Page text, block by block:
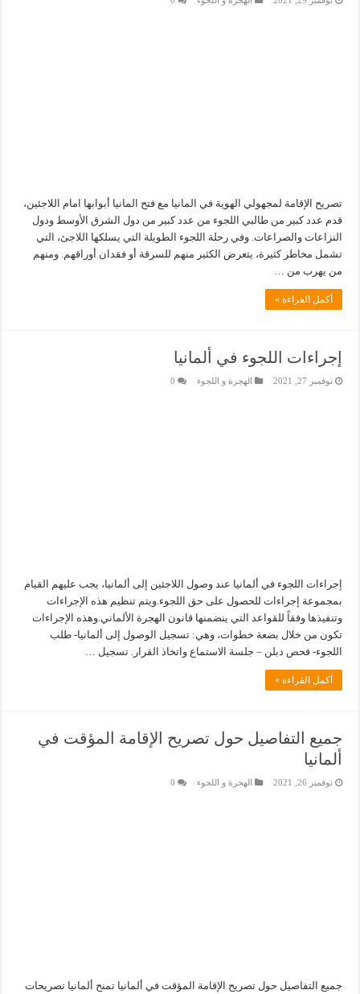
تصريح الإقامة لمجهولي الهوية في المانيا مع فتح المانيا أبوابها امام اللاجئين،
قدم عدد كبير من طالبي اللجوء من عدد كبير من دول الشرق الأوسط ودول
النزاعات والصراعات. وفي رحلة اللجوء الطويلة التي يسلكها اللاجئ، التي
تشمل مخاطر كثيرة، يتعرض الكثير منهم للسرقة أو فقدان أوراقهم. ومنهم
من يهرب من …
أكمل القراءة »
إجراءات اللجوء في ألمانيا
نوفمبر 27, 2021 الهجرة و اللجوء 0
إجراءات اللجوء في ألمانيا عند وصول اللاجئين إلى ألمانيا، يجب عليهم القيام
بمجموعة إجراءات للحصول على حق اللجوء.ويتم تنظيم هذه الإجراءات
وتنفيذها وفقاً للقواعد التي ينضمنها قانون الهجرة الألماني.وهذه الإجراءات
تكون من خلال بضعة خطوات، وهي: تسجيل الوصول إلى ألمانيا- طلب
اللجوء- فحص دبلن – جلسة الاستماع واتخاذ القرار. تسجيل …
أكمل القراءة »
جميع التفاصيل حول تصريح الإقامة المؤقت في
ألمانيا
نوفمبر 26, 2021 الهجرة و اللجوء 0
جميع التفاصيل حول تصريح الإقامة المؤقت في ألمانيا تمنح ألمانيا تصريحات